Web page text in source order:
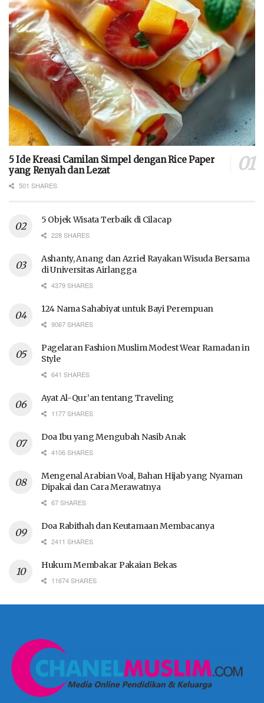
5 Ide Kreasi Camilan Simpel dengan Rice Paper
yang Renyah dan Lezat
501 SHARES
5 Objek Wisata Terbaik di Cilacap
228 SHARES
Ashanty, Anang dan Azriel Rayakan Wisuda Bersama
di Universitas Airlangga
4379 SHARES
124 Nama Sahabiyat untuk Bayi Perempuan
9067 SHARES
Pagelaran Fashion Muslim Modest Wear Ramadan in
Style
641 SHARES
Ayat Al-Qur’an tentang Traveling
1177 SHARES
Doa Ibu yang Mengubah Nasib Anak
4106 SHARES
Mengenal Arabian Voal, Bahan Hijab yang Nyaman
Dipakai dan Cara Merawatnya
67 SHARES
Doa Rabithah dan Keutamaan Membacanya
2411 SHARES
Hukum Membakar Pakaian Bekas
11674 SHARES